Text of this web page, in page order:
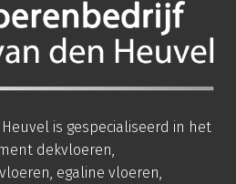
is gespecialiseerd in het
dekvloeren,
egaline vloeren,